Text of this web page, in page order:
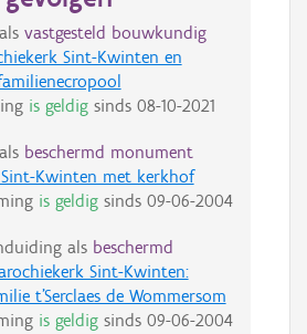
vastgesteld bouwkundig
Sint-Kwinten en
is geldigsinds 08-10-2021
beschermd monument
Kwinten met kerkhof
is geldigsinds 09-06-2004
als beschermd
Sint-Kwinten:
t'Serclaes de Wommersom
is geldigsinds 09-06-2004